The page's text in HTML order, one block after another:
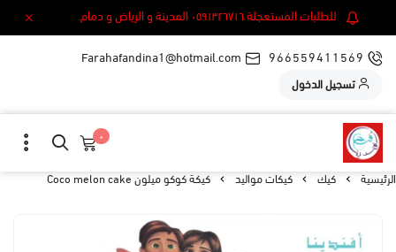
للطلبات المستعجلة ٠٥٩١٣٢٦٧١٦ المدينة و الرياض و دمام.
966559411569
Farahafandina1@hotmail.com
تسجيل الدخول
٠
الرئيسية كيك كيكات مواليد كيكة كوكو ميلون Coco melon cake